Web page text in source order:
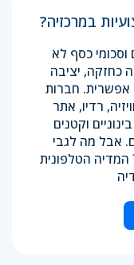
במרכזיה?
כסף לא
כחזקה, יציבה
אפשרית. חברות
רדיו, אתר
וקטנים
אבל מה לגבי
המדיה הטלפונית